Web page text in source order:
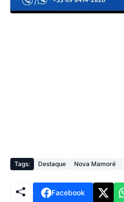
Tags: Destaque Nova Mamoré
Facebook